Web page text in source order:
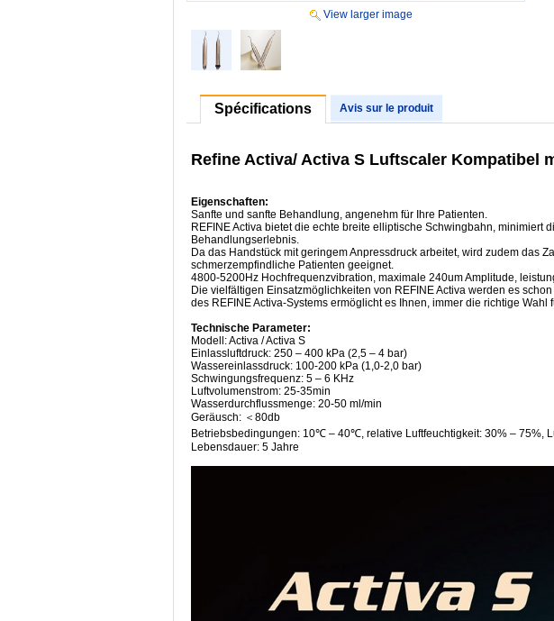
View larger image
Spécifications Avis sur le produit
Refine Activa/ Activa S Luftscaler Kompatibel
Eigenschaften:
Sanfte und sanfte Behandlung, angenehm für Ihre Patienten.
REFINE Activa bietet die echte breite elliptische Schwingbahn,
Behandlungserlebnis.
Da das Handstück mit geringem Anpressdruck arbeitet, wird zudem das
schmerzempfindliche Patienten geeignet.
4800-5200Hz Hochfrequenzvibration, maximale 240um Amplitude,
Die vielfältigen Einsatzmöglichkeiten von REFINE Activa werden es
des REFINE Activa-Systems ermöglicht es Ihnen, immer die richtige
Technische Parameter:
Modell: Activa / Activa S
Einlassluftdruck: 250 – 400 kPa (2,5 – 4 bar)
Wassereinlassdruck: 100-200 kPa (1,0-2,0 bar)
Schwingungsfrequenz: 5 – 6 KHz
Luftvolumenstrom: 25-35min
Wasserdurchflussmenge: 20-50 ml/min
Geräusch: ＜80db
Betriebsbedingungen: 10℃ – 40℃, relative Luftfeuchtigkeit: 30% – 75%,
Lebensdauer: 5 Jahre